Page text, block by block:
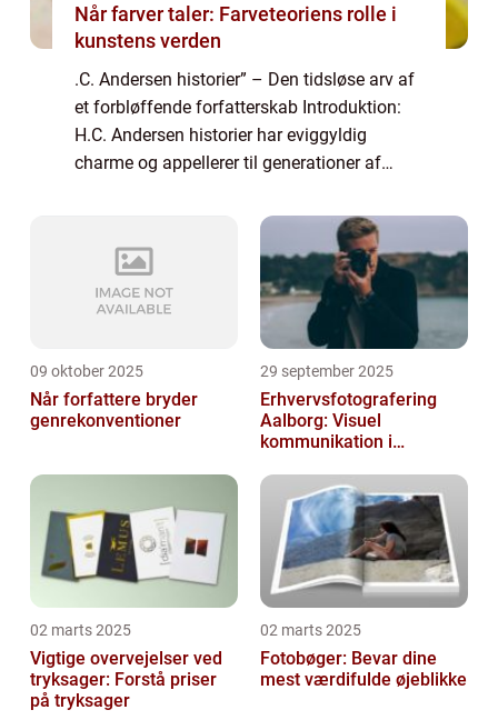
Når farver taler: Farveteoriens rolle i
kunstens verden
.C. Andersen historier” – Den tidsløse arv af
et forbløffende forfatterskab Introduktion:
H.C. Andersen historier har eviggyldig
charme og appellerer til generationer af
den magiske verden af &#...
09 oktober 2025
Når forfattere bryder
genrekonventioner
29 september 2025
Erhvervsfotografering
Aalborg: Visuel
kommunikation i
02 marts 2025
Vigtige overvejelser ved
tryksager: Forstå priser
på tryksager
02 marts 2025
Fotobøger: Bevar dine
mest værdifulde øjeblikke